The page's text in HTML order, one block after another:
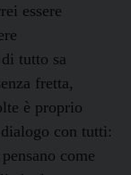
essere
tutto sa
fretta,
è proprio
con tutti:
come